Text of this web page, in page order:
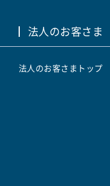
法人のお客さま
法人のお客さまトップ